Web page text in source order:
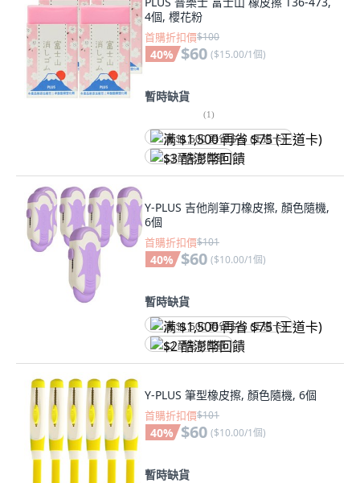
4個, 櫻花粉
首購折扣價$100
40% $60 ($15.00/1個)
暫時缺貨
(1)
满 $1,500 再省 $75 (王道卡)
$3 酷澎幣回饋
Y-PLUS 吉他削筆刀橡皮擦, 顏色隨機,
6個
首購折扣價$101
40% $60 ($10.00/1個)
暫時缺貨
满 $1,500 再省 $75 (王道卡)
$2 酷澎幣回饋
Y-PLUS 筆型橡皮擦, 顏色隨機, 6個
首購折扣價$101
40% $60 ($10.00/1個)
暫時缺貨